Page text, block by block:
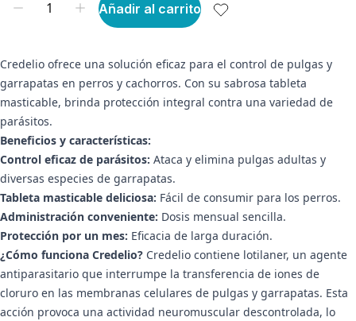
Añadir al carrito
Credelio ofrece una solución eficaz para el control de pulgas y
garrapatas en perros y cachorros. Con su sabrosa tableta
masticable, brinda protección integral contra una variedad de
parásitos.
Beneficios y características:
Control eficaz de parásitos: Ataca y elimina pulgas adultas y
diversas especies de garrapatas.
Tableta masticable deliciosa: Fácil de consumir para los perros.
Administración conveniente: Dosis mensual sencilla.
Protección por un mes: Eficacia de larga duración.
¿Cómo funciona Credelio? Credelio contiene lotilaner, un agente
antiparasitario que interrumpe la transferencia de iones de
cloruro en las membranas celulares de pulgas y garrapatas. Esta
acción provoca una actividad neuromuscular descontrolada, lo